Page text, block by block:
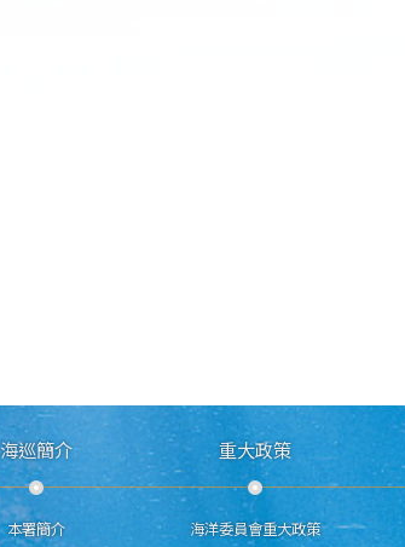
海巡簡介
本署簡介
重大政策
海洋委員會重大政策